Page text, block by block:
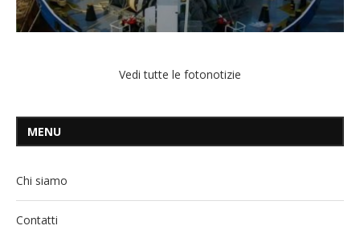
Vedi tutte le fotonotizie
MENU
Chi siamo
Contatti